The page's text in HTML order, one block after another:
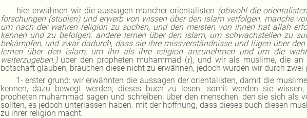
hier erwähnen wir die aussagen mancher orientalisten (obwohl die
forschungen (studien) und erwerb von wissen über den islam verfolgen. manche
um nach der wahren religion zu suchen; und den meisten von ihnen hat allah
kennen und zu befolgen. andere lernen über den islam, um schwachstellen zu
bekämpfen, und zwar dadurch, dass sie ihre missverständnisse und lügen über
lernen über den islam, um ihn als ihre religion anzunehmen und um die
weiterzugeben.)über den propheten muhammad (r), und wir als muslime, die an
botschaft glauben, brauchen diese nicht zu erwähnen, jedoch wurden wir durch zwei
1- erster grund: wir erwähnten die aussagen der orientalisten, damit die
kennen, dazu bewegt werden, dieses buch zu lesen. somit werden sie
propheten muhammad sagen und schreiben; über den menschen, den sie sich als
sollten, es jedoch unterlassen haben. mit der hoffnung, dass dieses buch diesen
zu ihrer religion macht.